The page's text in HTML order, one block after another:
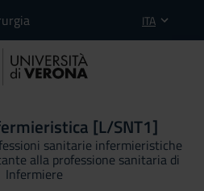
ITA
[L/SNT1]
sanitarie infermieristiche
alla professione sanitaria di
Infermiere